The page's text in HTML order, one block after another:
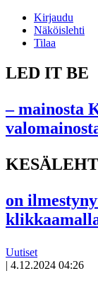
Kirjaudu
Näköislehti
Tilaa
LED IT BE
– mainosta
on
Uutiset
| 4.12.2024 04:26